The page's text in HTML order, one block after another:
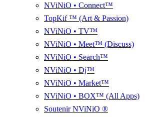
NViNiO • Connect™
TopKif ™ (Art & Passion)
NViNiO • TV™
NViNiO • Meet™ (Discuss)
NViNiO • Search™
NViNiO • Dj™
NViNiO • Market™
NViNiO • BOX™ (All Apps)
Soutenir NViNiO ®